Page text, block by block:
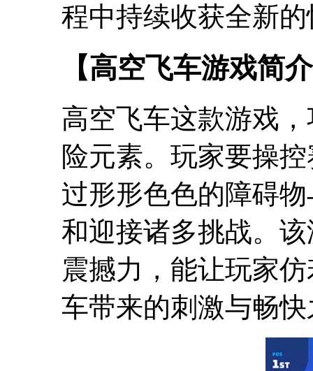
程中持续收获全新
【高空飞车游戏简
高空飞车这款游戏
险元素。玩家要操
过形形色色的障碍
和迎接诸多挑战。
震撼力，能让玩家
车带来的刺激与畅